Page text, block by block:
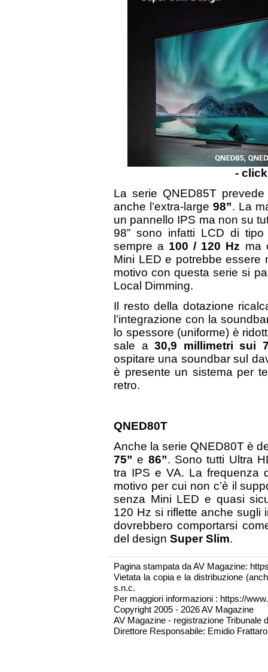
-
La serie QNED85T
anche l’extra-large 98”. La
un pannello IPS ma non su
98” sono infatti LCD di
sempre a 100 / 120 Hz ma
Mini LED e potrebbe essere
motivo con questa serie si
Local Dimming.
Il resto della dotazione
l’integrazione con la
lo spessore (uniforme) è
sale a30,9 millimetri sui
ospitare una soundbar sul
è presente un sistema per
retro.
QNED80T
Anche la serie QNED80T è
75” e 86”. Sono tutti Ultra
tra IPS e VA. La frequenza
motivo per cui non c’è il
senza Mini LED e quasi
120 Hz si riflette anche sugli
dovrebbero comportarsi
del design Super Slim.
Pagina stampata da AV Magazine:
Vietata la copia e la distribuzione
s.n.c.
Per maggiori informazioni : https://
Copyright 2005 - 2026 AV Magazine
AV Magazine - registrazione Tribunale
Direttore Responsabile: Emidio